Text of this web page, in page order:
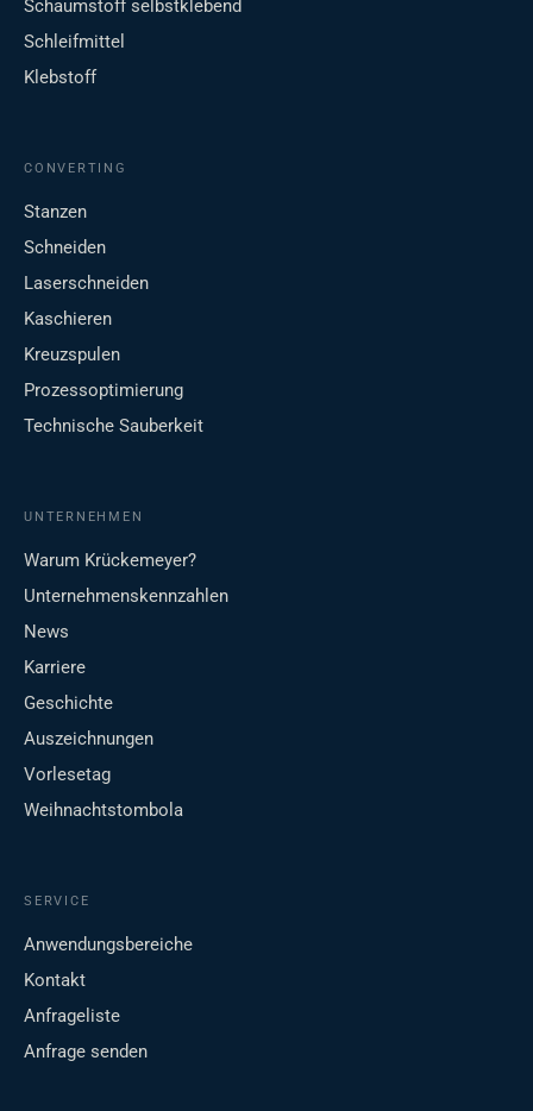
Schaumstoff selbstklebend
Schleifmittel
Klebstoff
CONVERTING
Stanzen
Schneiden
Laserschneiden
Kaschieren
Kreuzspulen
Prozessoptimierung
Technische Sauberkeit
UNTERNEHMEN
Warum Krückemeyer?
Unternehmenskennzahlen
News
Karriere
Geschichte
Auszeichnungen
Vorlesetag
Weihnachtstombola
SERVICE
Anwendungsbereiche
Kontakt
Anfrageliste
Anfrage senden